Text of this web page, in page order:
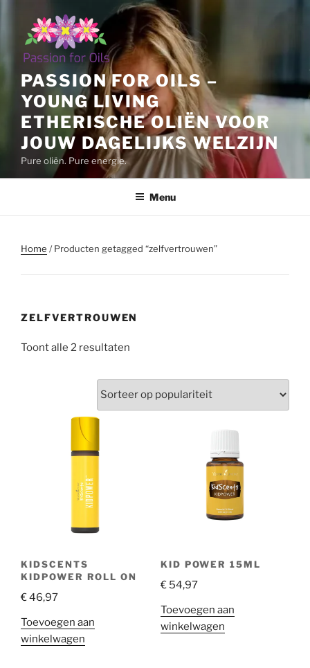
inhoud
PASSION FOR OILS –
YOUNG LIVING
ETHERISCHE OLIËN VOOR
JOUW DAGELIJKS WELZIJN
Pure oliën. Pure energie.
Menu
Home / Producten getagged “zelfvertrouwen”
ZELFVERTROUWEN
Toont alle 2 resultaten
populariteit
KIDSCENTS
KIDPOWER ROLL ON
€46,97
Toevoegen aan
winkelwagen
KID POWER 15ML
€54,97
Toevoegen aan
winkelwagen